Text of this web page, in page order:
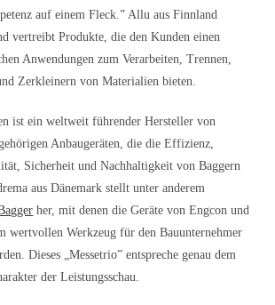
auf einem Fleck.” Allu aus Finnland
vertreibt Produkte, die den Kunden einen
Anwendungen zum Verarbeiten, Trennen,
Zerkleinern von Materialien bieten.
ist ein weltweit führender Hersteller von
Anbaugeräten, die die Effizienz,
Sicherheit und Nachhaltigkeit von Baggern
aus Dänemark stellt unter anderem
her, mit denen die Geräte von Engcon und
wertvollen Werkzeug für den Bauunternehmer
Dieses „Messetrio” entspreche genau dem
der Leistungsschau.